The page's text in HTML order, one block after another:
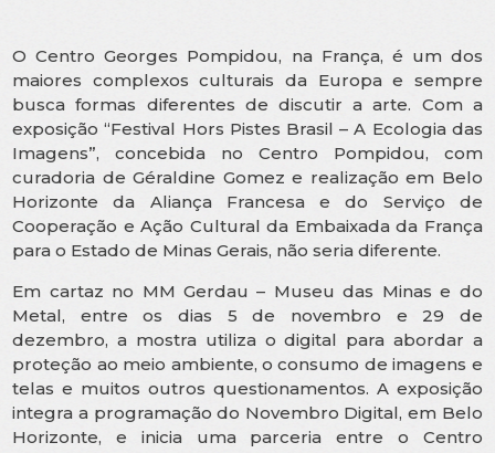
O Centro Georges Pompidou, na França, é um dos
maiores complexos culturais da Europa e sempre
busca formas diferentes de discutir a arte. Com a
exposição “Festival Hors Pistes Brasil – A Ecologia das
Imagens”, concebida no Centro Pompidou, com
curadoria de Géraldine Gomez e realização em Belo
Horizonte da Aliança Francesa e do Serviço de
Cooperação e Ação Cultural da Embaixada da França
para o Estado de Minas Gerais, não seria diferente.
Em cartaz no MM Gerdau – Museu das Minas e do
Metal, entre os dias 5 de novembro e 29 de
dezembro, a mostra utiliza o digital para abordar a
proteção ao meio ambiente, o consumo de imagens e
telas e muitos outros questionamentos. A exposição
integra a programação do Novembro Digital, em Belo
Horizonte, e inicia uma parceria entre o Centro